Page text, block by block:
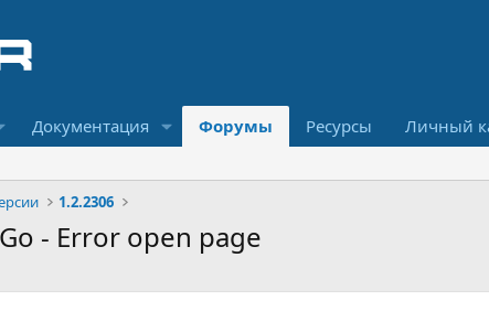
Документация Форумы Ресурсы Личный
1.2.2306
- Error open page